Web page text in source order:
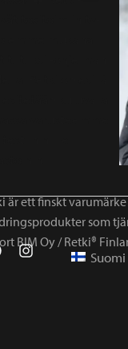
är ett finskt
som
BIM Oy / Retki®
Suomi